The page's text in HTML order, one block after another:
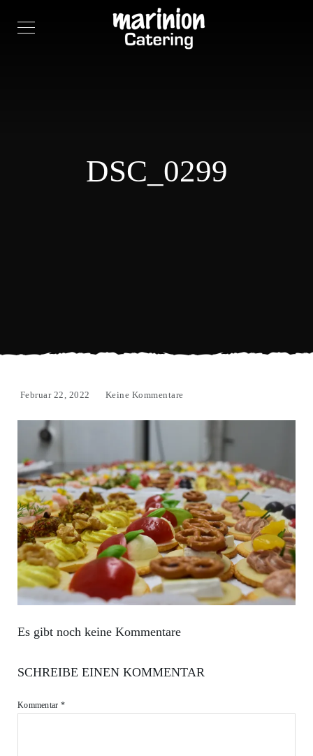
DSC_0299
Februar 22, 2022 Keine Kommentare
Es gibt noch keine Kommentare
SCHREIBE EINEN KOMMENTAR
Kommentar *